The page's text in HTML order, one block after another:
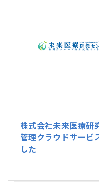
株式会社未来医療研
管理クラウドサー
した